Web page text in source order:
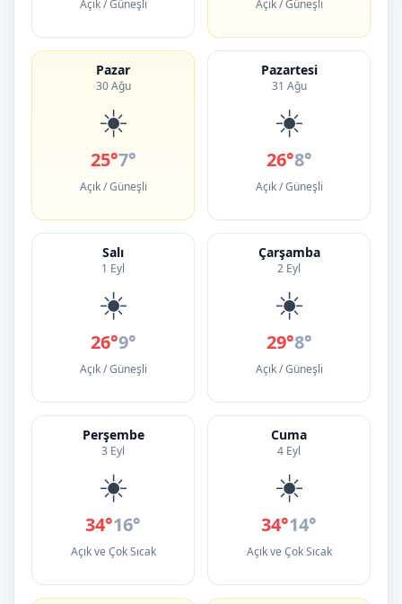
Açık / Güneşli Açık / Güneşli
Pazar
30 Ağu
☀️
25°7°
Açık / Güneşli
Pazartesi
31 Ağu
☀️
26°8°
Açık / Güneşli
Salı
1 Eyl
☀️
26°9°
Açık / Güneşli
Çarşamba
2 Eyl
☀️
29°8°
Açık / Güneşli
Perşembe
3 Eyl
☀️
34°16°
Açık ve Çok Sıcak
Cuma
4 Eyl
☀️
34°14°
Açık ve Çok Sıcak